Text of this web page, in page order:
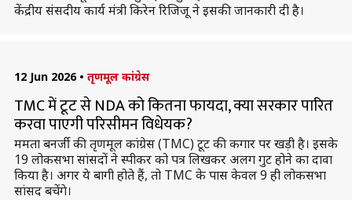
केंद्रीय संसदीय कार्य मंत्री किरेन रिजिजू ने इसकी जानकारी दी है।
12 Jun 2026 • तृणमूल कांग्रेस
TMC में टूट से NDA को कितना फायदा, क्या सरकार पारित
करवा पाएगी परिसीमन विधेयक?
ममता बनर्जी की तृणमूल कांग्रेस (TMC) टूट की कगार पर खड़ी है। इसके
19 लोकसभा सांसदों ने स्पीकर को पत्र लिखकर अलग गुट होने का दावा
किया है। अगर ये बागी होते हैं, तो TMC के पास केवल 9 ही लोकसभा
सांसद बचेंगे।